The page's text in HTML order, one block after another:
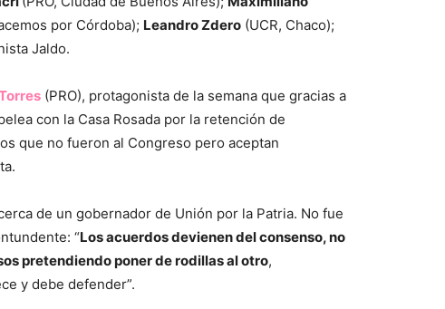
por Córdoba); Leandro Zdero (UCR, Chaco);
Jaldo.
(PRO), protagonista de la semana que gracias a
con la Casa Rosada por la retención de
que no fueron al Congreso pero aceptan
de un gobernador de Unión por la Patria. No fue
“Los acuerdos devienen del consenso, no
pretendiendo poner de rodillas al otro,
y debe defender”.